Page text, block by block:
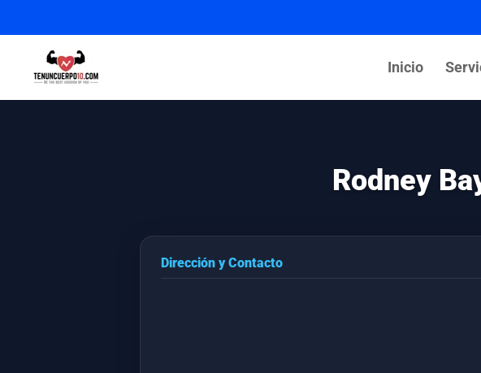
Inicio
Rodney
Dirección y Contacto